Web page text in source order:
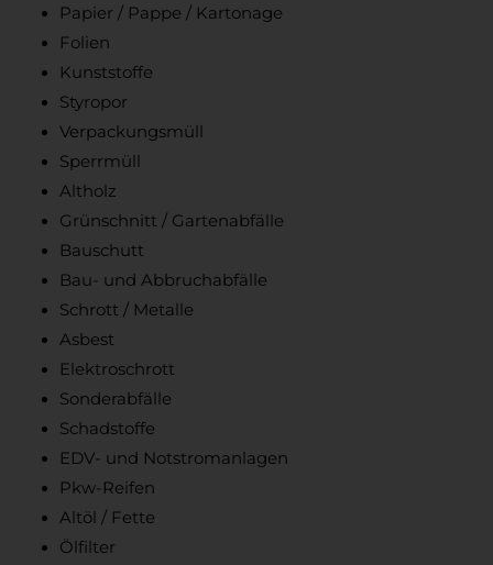
Papier / Pappe / Kartonage
Folien
Kunststoffe
Styropor
Verpackungsmüll
Sperrmüll
Altholz
Grünschnitt / Gartenabfälle
Bauschutt
Bau- und Abbruchabfälle
Schrott / Metalle
Asbest
Elektroschrott
Sonderabfälle
Schadstoffe
EDV- und Notstromanlagen
Pkw-Reifen
Altöl / Fette
Ölfilter